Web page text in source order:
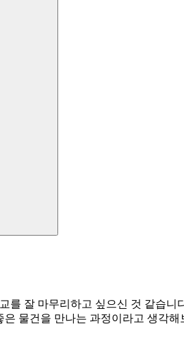
를 잘 마무리하고 싶으신 것 같습
물건을 만나는 과정이라고 생각